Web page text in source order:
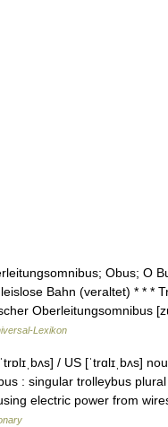
Obus; O
Bahn (veraltet) * * *
Oberleitungsomnibus
Lexikon
/ US [ˈtrɑlɪˌbʌs]
: singular trolleybus
electric power from